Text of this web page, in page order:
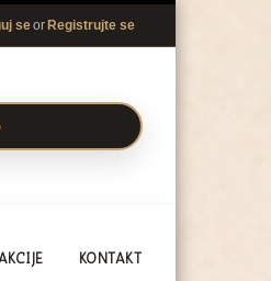
seor Registrujte se
AKCIJE KONTAKT